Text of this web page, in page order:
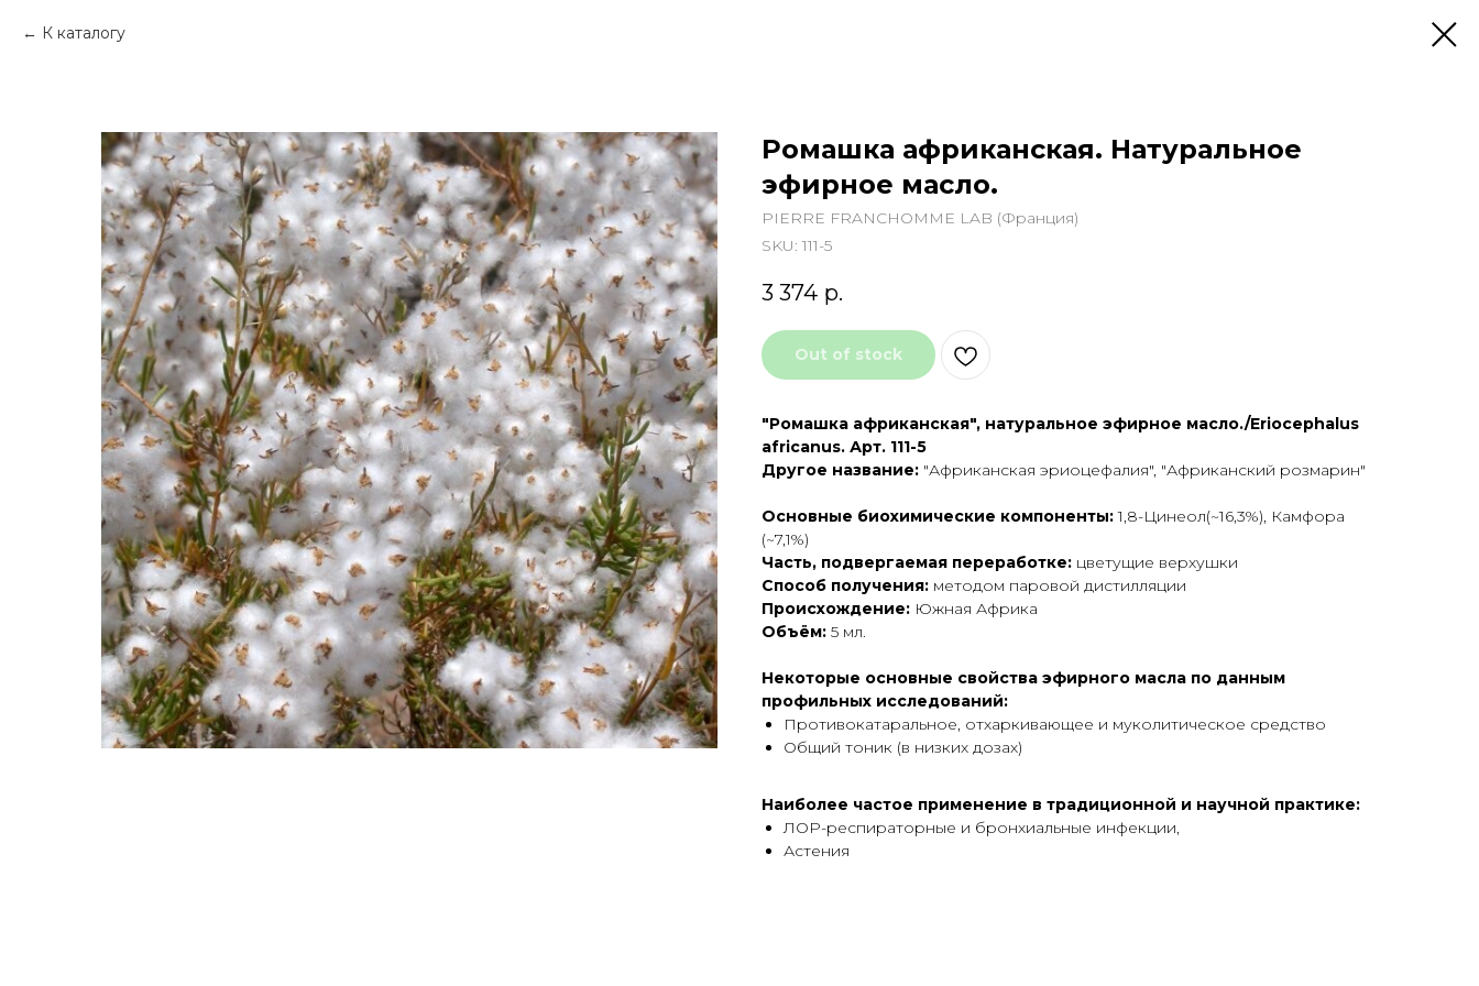
К каталогу
Ромашка африканская. Натуральное
эфирное масло.
PIERRE FRANCHOMME LAB (Франция)
SKU: 111-5
3 374 р.
Out of stock
"Ромашка африканская", натуральное эфирное масло./Eriocephalus
africanus. Арт. 111-5
Другое название: "Африканская эриоцефалия", "Африканский розмарин"
Основные биохимические компоненты:1,8-Цинеол(~16,3%), Камфора
(~7,1%)
Часть, подвергаемая переработке: цветущие верхушки
Способ получения: методом паровой дистилляции
Происхождение: Южная Африка
Объём: 5 мл.
Некоторые основные свойства эфирного масла по данным
профильных исследований:
Противокатаральное, отхаркивающее и муколитическое средство
Общий тоник (в низких дозах)
Наиболее частое применение в традиционной и научной практике:
ЛОР-респираторные и бронхиальные инфекции,
Астения